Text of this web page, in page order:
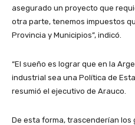
asegurado un proyecto que
otra parte, tenemos impuestos
Provincia y Municipios”, indicó.
“El sueño es lograr que en la
industrial sea una Política de
resumió el ejecutivo de Arauco.
De esta forma, trascenderían los